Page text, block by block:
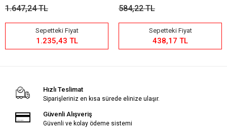
1.647,24 TL
Sepetteki Fiyat
1.235,43 TL
584,22 TL
Sepetteki Fiyat
438,17 TL
Hızlı Teslimat
Siparişleriniz en kısa sürede elinize ulaşır.
Güvenli Alışveriş
Güvenli ve kolay ödeme sistemi